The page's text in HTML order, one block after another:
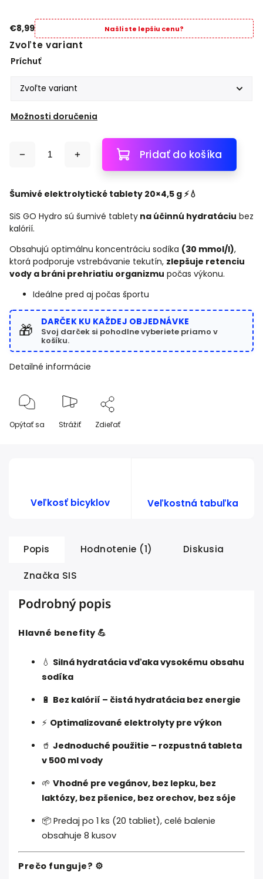
€8,99 Našli ste lepšiu cenu?
Zvoľte variant
Príchuť
Možnosti doručenia
Pridať do košíka
Šumivé elektrolytické tablety 20×4,5 g ⚡💧
SiS GO Hydro sú šumivé tablety na účinnú hydratáciu bez
kalórií.
Obsahujú optimálnu koncentráciu sodíka (30 mmol/l),
ktorá podporuje vstrebávanie tekutín, zlepšuje retenciu
vody a bráni prehriatiu organizmu počas výkonu.
Ideálne pred aj počas športu
🎁 DARČEK KU KAŽDEJ OBJEDNÁVKE
Svoj darček si pohodlne vyberiete priamo v
košíku.
Detailné informácie
Opýtať sa Strážiť Zdieľať
Veľkosť bicyklov Veľkostná tabuľka
Popis Hodnotenie (1) Diskusia
Značka SIS
Podrobný popis
Hlavné benefity 💪
💧 Silná hydratácia vďaka vysokému obsahu
sodíka
🔋 Bez kalórií – čistá hydratácia bez energie
⚡ Optimalizované elektrolyty pre výkon
🥤 Jednoduché použitie – rozpustná tableta
v 500 ml vody
🌱 Vhodné pre vegánov, bez lepku, bez
laktózy, bez pšenice, bez orechov, bez sóje
📦 Predaj po 1 ks (20 tabliet), celé balenie
obsahuje 8 kusov
Prečo funguje? ⚙️